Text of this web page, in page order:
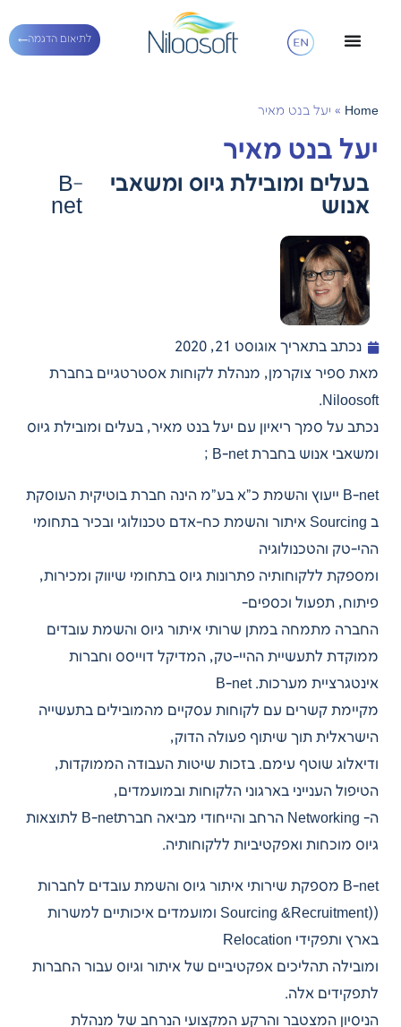
לתיאום הדגמה
Home
» יעל בנט מאיר
יעל בנט מאיר
בעלים ומובילת גיוס ומשאבי
אנוש
B-
net
נכתב בתאריך אוגוסט 21, 2020
מאת ספיר צוקרמן, מנהלת לקוחות אסטרטגיים בחברת
Niloosoft.
נכתב על סמך ריאיון עם יעל בנט מאיר, בעלים ומובילת גיוס
ומשאבי אנוש בחברת B-net ;
B-net ייעוץ והשמת כ”א בע”מ הינה חברת בוטיקית העוסקת
ב Sourcing איתור והשמת כח-אדם טכנולוגי ובכיר בתחומי
ההי-טק והטכנולוגיה
ומספקת ללקוחותיה פתרונות גיוס בתחומי שיווק ומכירות,
פיתוח, תפעול וכספים-
החברה מתמחה במתן שרותי איתור גיוס והשמת עובדים
ממוקדת לתעשיית ההיי-טק, המדיקל דוייסס וחברות
אינטגרציית מערכות. B-net
מקיימת קשרים עם לקוחות עסקיים מהמובילים בתעשייה
הישראלית תוך שיתוף פעולה הדוק,
ודיאלוג שוטף עימם. בזכות שיטות העבודה הממוקדות,
הטיפול הענייני בארגוני הלקוחות ובמועמדים,
ה- Networking הרחב והייחודי מביאה חברתB-net לתוצאות
גיוס מוכחות ואפקטיביות ללקוחותיה.
B-net מספקת שירותי איתור גיוס והשמת עובדים לחברות
((Sourcing &Recruitment ומועמדים איכותיים למשרות
בארץ ותפקידי Relocation
ומובילה תהליכים אפקטיביים של איתור וגיוס עבור החברות
לתפקידים אלה.
הניסיון המצטבר והרקע המקצועי הנרחב של מנהלת